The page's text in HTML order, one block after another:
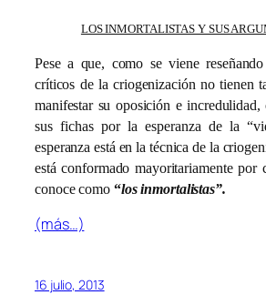
LOS INMORTALISTAS Y SUS
Pese a que, como se viene
críticos de la criogenización no tienen
manifestar su oposición e incredulidad,
sus fichas por la esperanza de la
esperanza está en la técnica de la
está conformado mayoritariamente por
conoce como “los inmortalistas”.
(más…)
16 julio, 2013